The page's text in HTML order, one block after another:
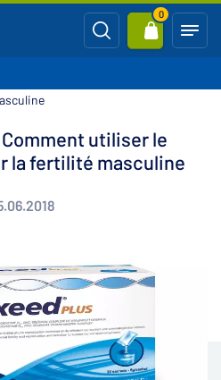
0
utiliser le
la fertilité masculine